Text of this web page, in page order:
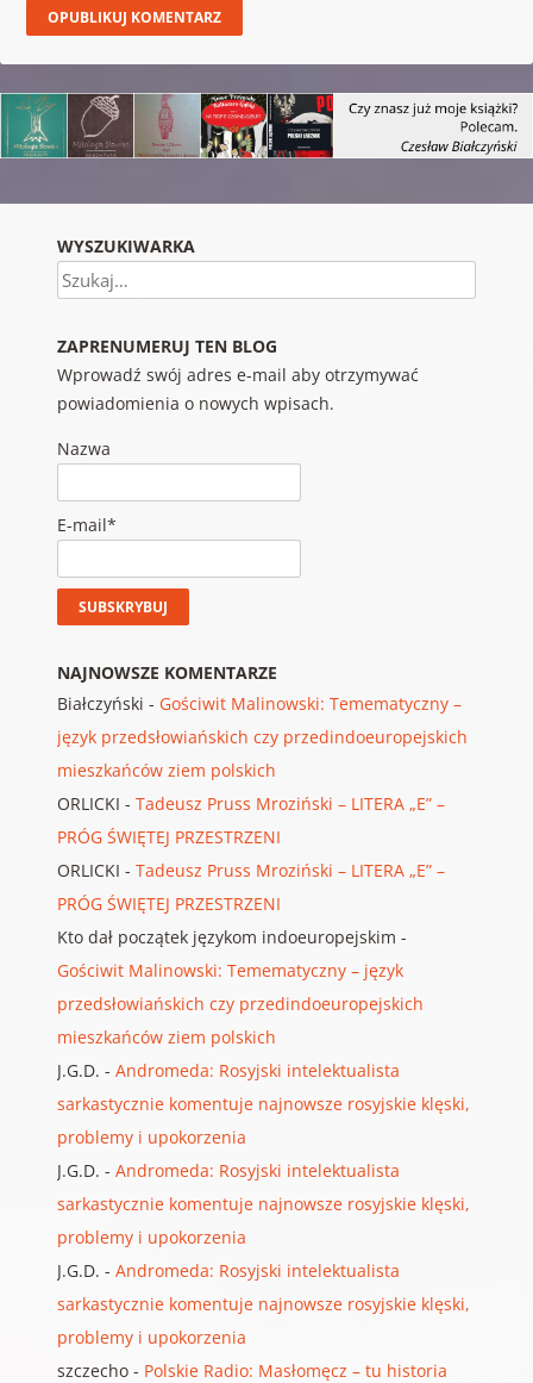
WYSZUKIWARKA
Szukaj
ZAPRENUMERUJ TEN BLOG
Wprowadź swój adres e-mail aby otrzymywać
powiadomienia o nowych wpisach.
Nazwa
E-mail*
NAJNOWSZE KOMENTARZE
Białczyński - Gościwit Malinowski: Temematyczny –
język przedsłowiańskich czy przedindoeuropejskich
mieszkańców ziem polskich
ORLICKI - Tadeusz Pruss Mroziński – LITERA „E” –
PRÓG ŚWIĘTEJ PRZESTRZENI
ORLICKI - Tadeusz Pruss Mroziński – LITERA „E” –
PRÓG ŚWIĘTEJ PRZESTRZENI
Kto dał początek językom indoeuropejskim -
Gościwit Malinowski: Temematyczny – język
przedsłowiańskich czy przedindoeuropejskich
mieszkańców ziem polskich
J.G.D. - Andromeda: Rosyjski intelektualista
sarkastycznie komentuje najnowsze rosyjskie klęski,
problemy i upokorzenia
J.G.D. - Andromeda: Rosyjski intelektualista
sarkastycznie komentuje najnowsze rosyjskie klęski,
problemy i upokorzenia
J.G.D. - Andromeda: Rosyjski intelektualista
sarkastycznie komentuje najnowsze rosyjskie klęski,
problemy i upokorzenia
szczecho- Polskie Radio: Masłomęcz – tu historia